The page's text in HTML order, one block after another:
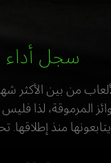
سجل أداء
يتابعونها منذ إطلاقها.